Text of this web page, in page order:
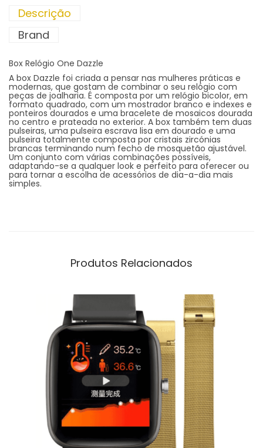
Descrição
Brand
Box Relógio One Dazzle
A box Dazzle foi criada a pensar nas mulheres práticas e
modernas, que gostam de combinar o seu relógio com
peças de joalharia. É composta por um relógio bicolor, em
formato quadrado, com um mostrador branco e indexes e
ponteiros dourados e uma bracelete de mosaicos dourada
no centro e prateada no exterior. A box também tem duas
pulseiras, uma pulseira escrava lisa em dourado e uma
pulseira totalmente composta por cristais zircónias
brancas terminando num fecho de mosquetão ajustável.
Um conjunto com várias combinações possíveis,
adaptando-se a qualquer look e perfeito para oferecer ou
para tornar a escolha de acessórios de dia-a-dia mais
simples.
Produtos Relacionados